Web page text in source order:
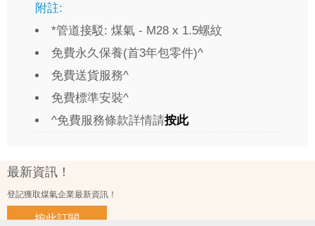
附註:
*管道接駁: 煤氣 - M28 x 1.5螺紋
免費永久保養(首3年包零件)^
免費送貨服務^
免費標準安裝^
^免費服務條款詳情請按此
最新資訊！
登記獲取煤氣企業最新資訊！
按此訂閱